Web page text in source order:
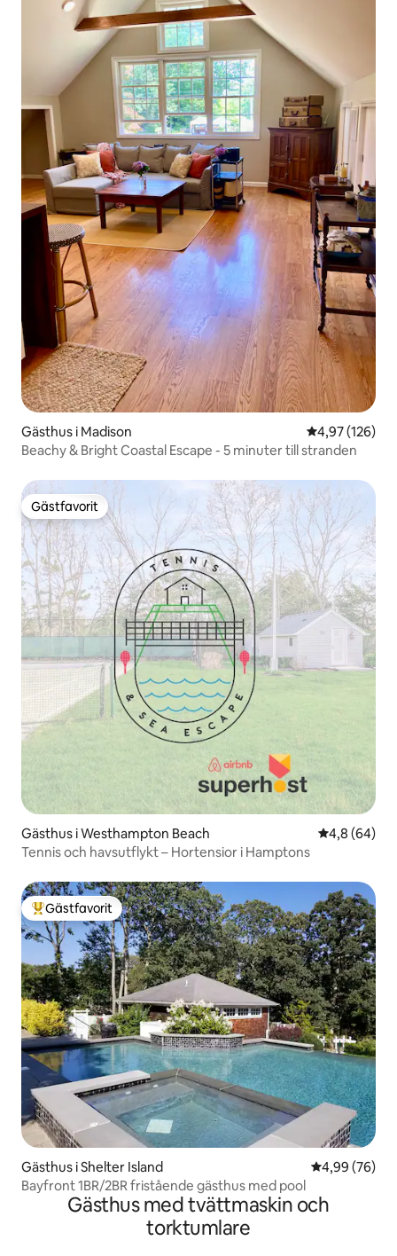
Gästhus i Madison 4,97 av 5 i
4,97 (126)
Beachy & Bright Coastal Escape - 5 minuter till stranden
Gästfavorit
Gästfavorit
Gästhus i Westhampton Beach 4,8 av 5 i
4,8 (64)
Tennis och havsutflykt – Hortensior i Hamptons
Populär gästfavorit
Gästfavorit
Gästhus i Shelter Island 4,99 av 5 i
4,99 (76)
Bayfront 1BR/2BR fristående gästhus med pool
Gästhus med tvättmaskin och
torktumlare